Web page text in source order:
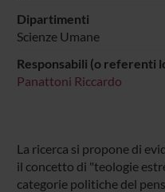
Dipartimenti
Scienze Umane
Responsabili (o referenti
Panattoni Riccardo
La ricerca si propone di
il concetto di "teologie
categorie politiche del